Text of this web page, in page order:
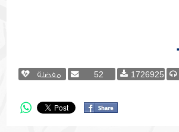
1726925
52 مفضلة